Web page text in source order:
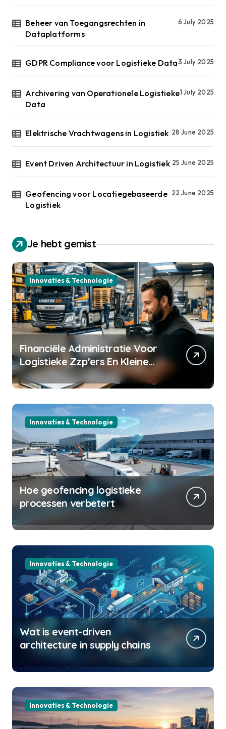
Beheer van Toegangsrechten in
Dataplatforms
6 July 2025
GDPR Compliance voor Logistieke Data3 July 2025
Archivering van Operationele Logistieke
Data
1 July 2025
Elektrische Vrachtwagens in Logistiek 28 June 2025
Event Driven Architectuur in Logistiek 25 June 2025
Geofencing voor Locatiegebaseerde
Logistiek
22 June 2025
Je hebt gemist
Innovaties & Technologie
Financiële Administratie Voor
Logistieke Zzp’ers En Kleine
Transportbedrijven
Innovaties & Technologie
Hoe geofencing logistieke
processen verbetert
Innovaties & Technologie
Wat is event-driven
architecture in supply chains
Innovaties & Technologie